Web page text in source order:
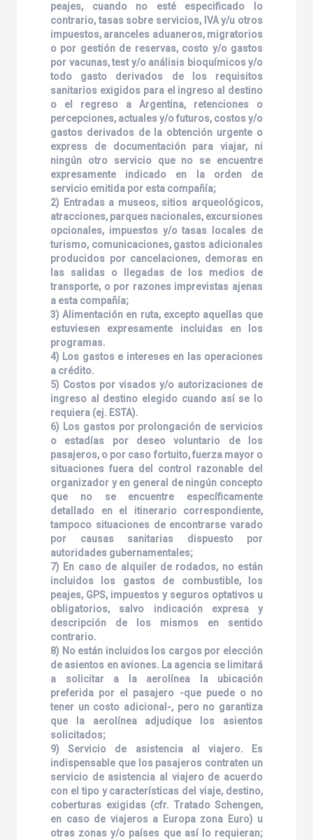
peajes, cuando no esté especificado lo
contrario, tasas sobre servicios, IVA y/u otros
impuestos, aranceles aduaneros, migratorios
o por gestión de reservas, costo y/o gastos
por vacunas, test y/o análisis bioquímicos y/o
todo gasto derivados de los requisitos
sanitarios exigidos para el ingreso al destino
o el regreso a Argentina, retenciones o
percepciones, actuales y/o futuros, costos y/o
gastos derivados de la obtención urgente o
express de documentación para viajar, ni
ningún otro servicio que no se encuentre
expresamente indicado en la orden de
servicio emitida por esta compañía;
2) Entradas a museos, sitios arqueológicos,
atracciones, parques nacionales, excursiones
opcionales, impuestos y/o tasas locales de
turismo, comunicaciones, gastos adicionales
producidos por cancelaciones, demoras en
las salidas o llegadas de los medios de
transporte, o por razones imprevistas ajenas
a esta compañía;
3) Alimentación en ruta, excepto aquellas que
estuviesen expresamente incluidas en los
programas.
4) Los gastos e intereses en las operaciones
a crédito.
5) Costos por visados y/o autorizaciones de
ingreso al destino elegido cuando así se lo
requiera (ej. ESTA).
6) Los gastos por prolongación de servicios
o estadías por deseo voluntario de los
pasajeros, o por caso fortuito, fuerza mayor o
situaciones fuera del control razonable del
organizador y en general de ningún concepto
que no se encuentre específicamente
detallado en el itinerario correspondiente,
tampoco situaciones de encontrarse varado
por causas sanitarias dispuesto por
autoridades gubernamentales;
7) En caso de alquiler de rodados, no están
incluidos los gastos de combustible, los
peajes, GPS, impuestos y seguros optativos u
obligatorios, salvo indicación expresa y
descripción de los mismos en sentido
contrario.
8) No están incluidos los cargos por elección
de asientos en aviones. La agencia se limitará
a solicitar a la aerolínea la ubicación
preferida por el pasajero -que puede o no
tener un costo adicional-, pero no garantiza
que la aerolínea adjudique los asientos
solicitados;
9) Servicio de asistencia al viajero. Es
indispensable que los pasajeros contraten un
servicio de asistencia al viajero de acuerdo
con el tipo y características del viaje, destino,
coberturas exigidas (cfr. Tratado Schengen,
en caso de viajeros a Europa zona Euro) u
otras zonas y/o países que así lo requieran;